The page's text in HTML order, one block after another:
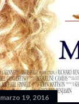
marzo 19, 2016